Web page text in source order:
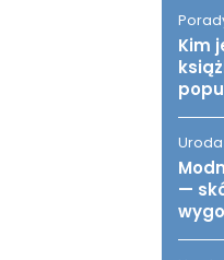
Kim
Uroda
—